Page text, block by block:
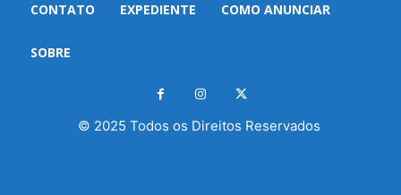
CONTATO EXPEDIENTE COMO ANUNCIAR
SOBRE
© 2025 Todos os Direitos Reservados